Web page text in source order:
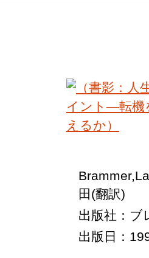
田(翻訳)
出版社：ブ
出版日：